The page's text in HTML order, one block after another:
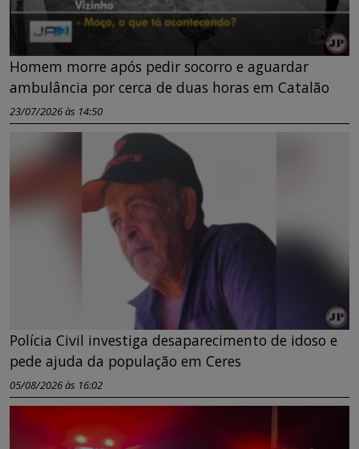
Homem morre após pedir socorro e aguardar
ambulância por cerca de duas horas em Catalão
23/07/2026 às 14:50
Polícia Civil investiga desaparecimento de idoso e
pede ajuda da população em Ceres
05/08/2026 às 16:02